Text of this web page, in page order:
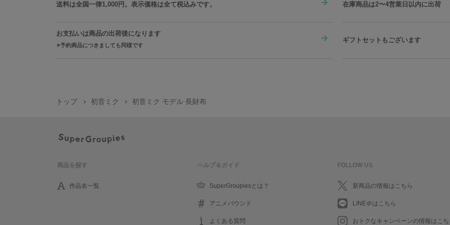
送料は全国一律1,000円。表示価格は全て税込みです。 在庫商品は2〜4営業日以内に出荷
お支払いは商品の出荷後になります
予約商品につきましても同様です
ギフトセットもございます
トップ 初音ミク 初音ミク モデル 長財布
商品を探す
作品名一覧
ヘルプ＆ガイド
SuperGroupiesとは？
アニメバウンド
よくある質問
FOLLOW US
新商品の情報はこちら
LINE＠はこちら
おトクなキャンペーンの情報はこ